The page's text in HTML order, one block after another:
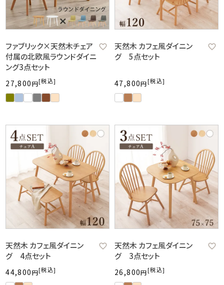
ファブリック×天然木チェア
付属の北欧風ラウンドダイニ
ング3点セット
27,800 税込
天然木 カフェ風ダイニン
グ 5点セット
47,800 税込
天然木 カフェ風ダイニン
グ 4点セット
44,800 税込
天然木 カフェ風ダイニン
グ 3点セット
26,800 税込